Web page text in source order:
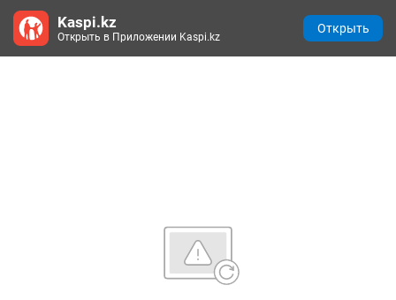
Kaspi.kz
Открыть в Приложении Kaspi.kz
Открыть